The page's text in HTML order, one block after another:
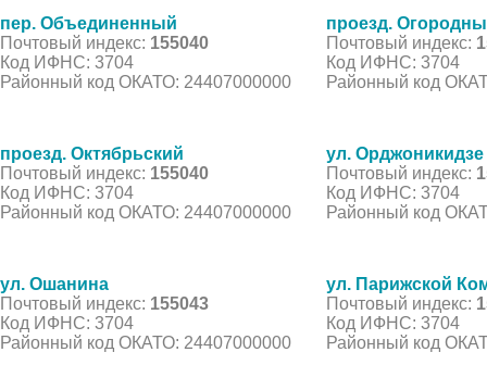
пер. Объединенный
Почтовый индекс: 155040
Код ИФНС: 3704
Районный код ОКАТО: 24407000000
проезд.
Почтовый индекс:
Код ИФНС: 3704
Районный код
проезд. Октябрьский
Почтовый индекс: 155040
Код ИФНС: 3704
Районный код ОКАТО: 24407000000
ул. Орджоникидзе
Почтовый индекс:
Код ИФНС: 3704
Районный код
ул. Ошанина
Почтовый индекс: 155043
Код ИФНС: 3704
Районный код ОКАТО: 24407000000
ул. Парижской
Почтовый индекс:
Код ИФНС: 3704
Районный код